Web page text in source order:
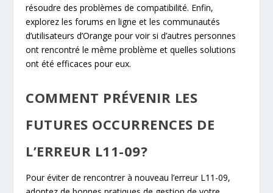
résoudre des problèmes de compatibilité. Enfin,
explorez les forums en ligne et les communautés
d’utilisateurs d’Orange pour voir si d’autres personnes
ont rencontré le même problème et quelles solutions
ont été efficaces pour eux.
COMMENT PRÉVENIR LES
FUTURES OCCURRENCES DE
L’ERREUR L11-09?
Pour éviter de rencontrer à nouveau l’erreur L11-09,